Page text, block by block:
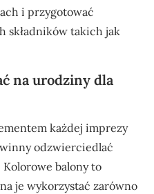
i przygotować
składników takich jak
na urodziny dla
każdej imprezy
odzwierciedlać
balony to
je wykorzystać zarówno